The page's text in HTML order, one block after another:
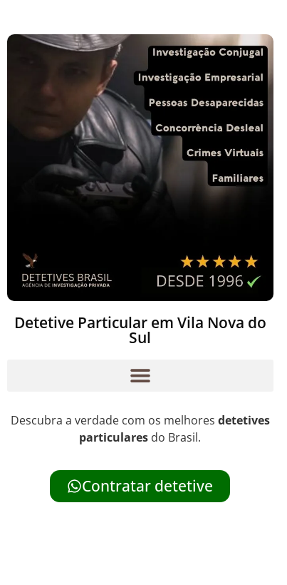
Detetive Particular em Vila Nova do
Sul
Descubra a verdade com os melhores detetives
particulares do Brasil.
Contratar detetive